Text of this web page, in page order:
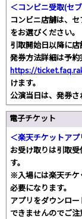
＜コンビニ受取(セ
コンビニ店舗は、
をお選びください。
引取開始日以降に店
発券方法詳細は予
https://
けます。
公演当日は、発券さ
電子チケット
＜楽天チケットア
お受け取りは引取
す。
※入場には楽天チケ
必要になります。
アプリをダウンロ
できませんのでご注